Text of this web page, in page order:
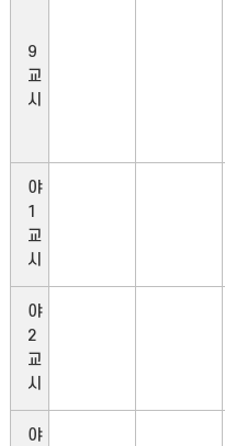
9
교
시
야
1
교
시
야
2
교
시
야